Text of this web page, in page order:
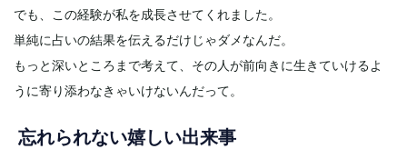
でも、この経験が私を成長させてくれました。
単純に占いの結果を伝えるだけじゃダメなんだ。
もっと深いところまで考えて、その人が前向きに生きていけるよ
うに寄り添わなきゃいけないんだって。
忘れられない嬉しい出来事